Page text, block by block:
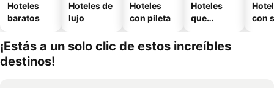
Hoteles
baratos
Hoteles de
lujo
Hoteles
con pileta
Hoteles
que
mascotas
con
¡Estás a un solo clic de estos increíbles
destinos!